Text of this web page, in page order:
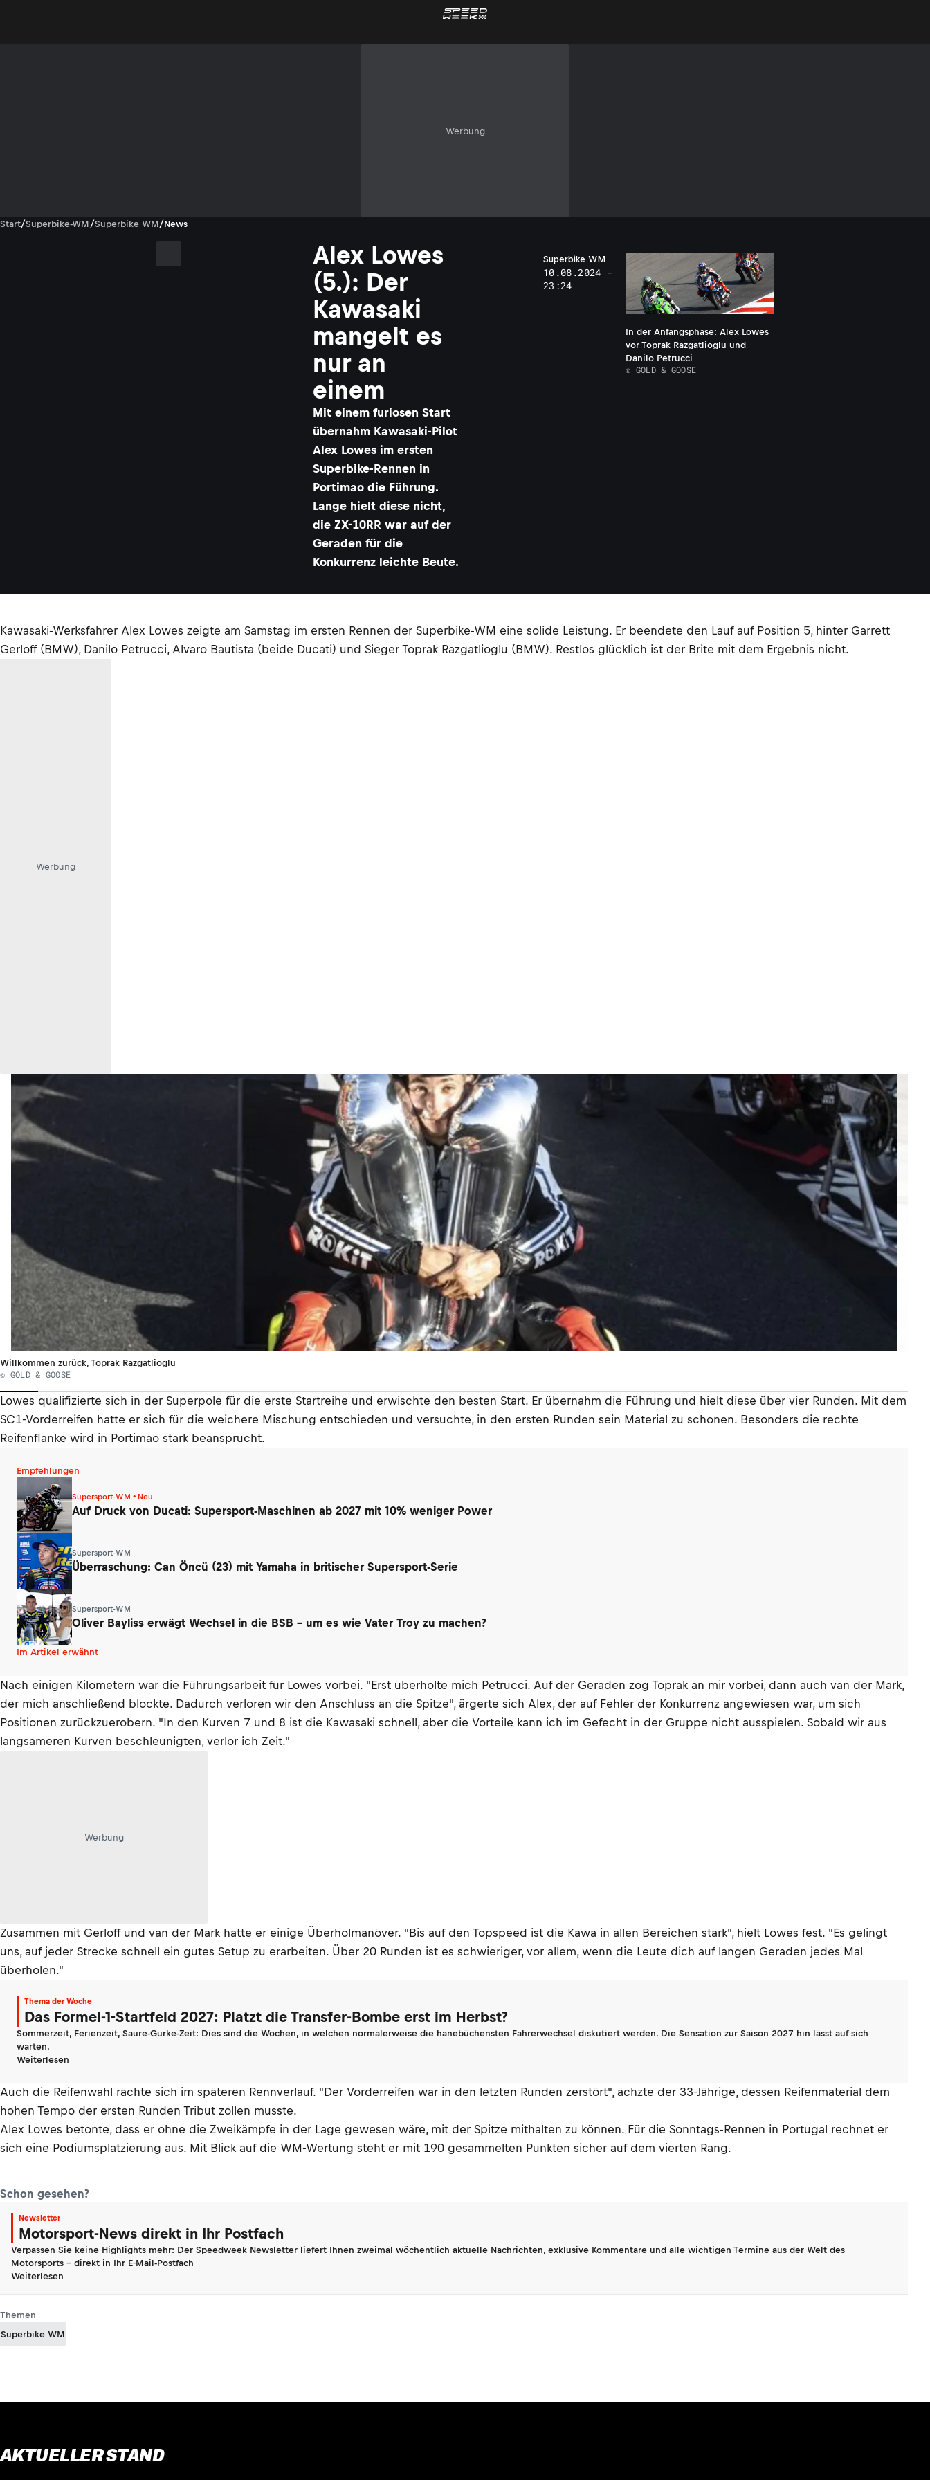
Werbung
Start/Superbike-WM /Superbike WM/News
Alex Lowes
(5.): Der
Kawasaki
mangelt es
nur an
einem
Mit einem furiosen Start
übernahm Kawasaki-Pilot
Alex Lowes im ersten
Superbike-Rennen in
Portimao die Führung.
Lange hielt diese nicht,
die ZX-10RR war auf der
Geraden für die
Konkurrenz leichte Beute.
Superbike WM
10.08.2024 -
23:24
In der Anfangsphase: Alex Lowes
vor Toprak Razgatlioglu und
Danilo Petrucci
© GOLD & GOOSE
Kawasaki-Werksfahrer Alex Lowes zeigte am Samstag im ersten Rennen der Superbike-WM eine solide Leistung. Er beendete den Lauf auf Position 5, hinter Garrett
Gerloff (BMW), Danilo Petrucci, Alvaro Bautista (beide Ducati) und Sieger Toprak Razgatlioglu (BMW). Restlos glücklich ist der Brite mit dem Ergebnis nicht.
Werbung
Willkommen zurück, Toprak Razgatlioglu
© GOLD & GOOSE
Lowes qualifizierte sich in der Superpole für die erste Startreihe und erwischte den besten Start. Er übernahm die Führung und hielt diese über vier Runden. Mit dem
SC1-Vorderreifen hatte er sich für die weichere Mischung entschieden und versuchte, in den ersten Runden sein Material zu schonen. Besonders die rechte
Reifenflanke wird in Portimao stark beansprucht.
Empfehlungen
Supersport-WM • Neu
Auf Druck von Ducati: Supersport-Maschinen ab 2027 mit 10% weniger Power
Supersport-WM
Überraschung: Can Öncü (23) mit Yamaha in britischer Supersport-Serie
Supersport-WM
Oliver Bayliss erwägt Wechsel in die BSB – um es wie Vater Troy zu machen?
Im Artikel erwähnt
Nach einigen Kilometern war die Führungsarbeit für Lowes vorbei. "Erst überholte mich Petrucci. Auf der Geraden zog Toprak an mir vorbei, dann auch van der Mark,
der mich anschließend blockte. Dadurch verloren wir den Anschluss an die Spitze", ärgerte sich Alex, der auf Fehler der Konkurrenz angewiesen war, um sich
Positionen zurückzuerobern. "In den Kurven 7 und 8 ist die Kawasaki schnell, aber die Vorteile kann ich im Gefecht in der Gruppe nicht ausspielen. Sobald wir aus
langsameren Kurven beschleunigten, verlor ich Zeit."
Werbung
Zusammen mit Gerloff und van der Mark hatte er einige Überholmanöver. "Bis auf den Topspeed ist die Kawa in allen Bereichen stark", hielt Lowes fest. "Es gelingt
uns, auf jeder Strecke schnell ein gutes Setup zu erarbeiten. Über 20 Runden ist es schwieriger, vor allem, wenn die Leute dich auf langen Geraden jedes Mal
überholen."
Thema der Woche
Das Formel-1-Startfeld 2027: Platzt die Transfer-Bombe erst im Herbst?
Sommerzeit, Ferienzeit, Saure-Gurke-Zeit: Dies sind die Wochen, in welchen normalerweise die hanebüchensten Fahrerwechsel diskutiert werden. Die Sensation zur Saison 2027 hin lässt auf sich
warten.
Weiterlesen
Auch die Reifenwahl rächte sich im späteren Rennverlauf. "Der Vorderreifen war in den letzten Runden zerstört", ächzte der 33-Jährige, dessen Reifenmaterial dem
hohen Tempo der ersten Runden Tribut zollen musste.
Alex Lowes betonte, dass er ohne die Zweikämpfe in der Lage gewesen wäre, mit der Spitze mithalten zu können. Für die Sonntags-Rennen in Portugal rechnet er
sich eine Podiumsplatzierung aus. Mit Blick auf die WM-Wertung steht er mit 190 gesammelten Punkten sicher auf dem vierten Rang.
Schon gesehen?
Newsletter
Motorsport-News direkt in Ihr Postfach
Verpassen Sie keine Highlights mehr: Der Speedweek Newsletter liefert Ihnen zweimal wöchentlich aktuelle Nachrichten, exklusive Kommentare und alle wichtigen Termine aus der Welt des
Motorsports - direkt in Ihr E-Mail-Postfach
Weiterlesen
Themen
Superbike WM
AKTUELLER STAND